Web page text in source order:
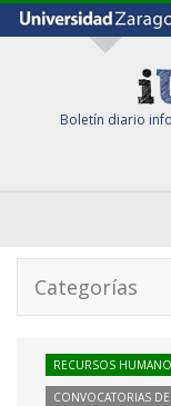
Boletín diario
Categorías
RECURSOS
CONVOCATORIAS